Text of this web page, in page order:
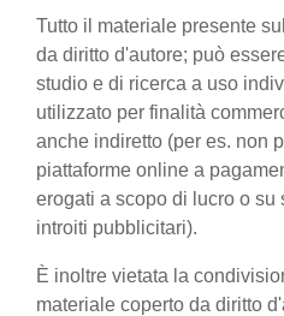
Tutto il materiale presente
da diritto d'autore; può
studio e di ricerca a uso
utilizzato per finalità
anche indiretto (per es. non
piattaforme online a
erogati a scopo di lucro o su
introiti pubblicitari).
È inoltre vietata la
materiale coperto da diritto